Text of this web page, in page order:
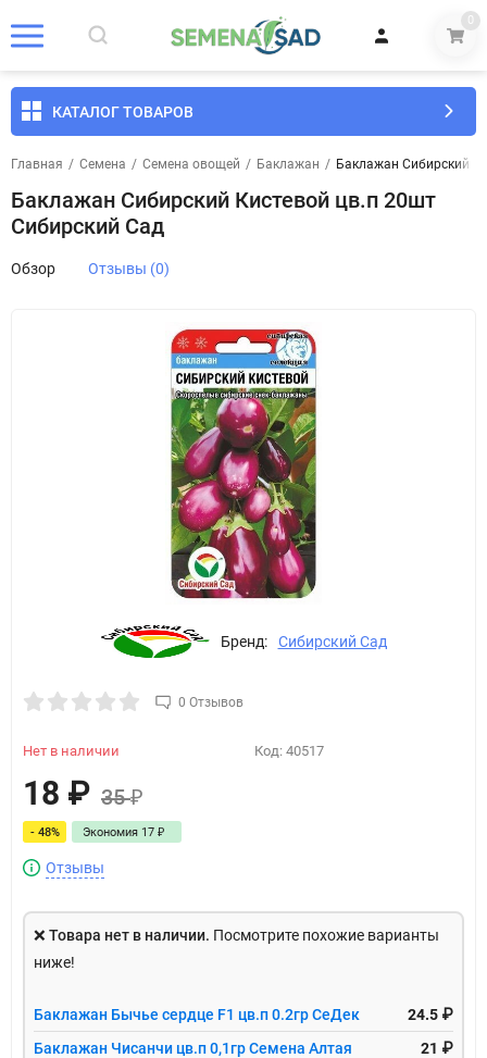
0
КАТАЛОГ ТОВАРОВ
Главная / Семена / Семена овощей / Баклажан / Баклажан Сибирский
Баклажан Сибирский Кистевой цв.п 20шт
Сибирский Сад
Обзор Отзывы (0)
Бренд: Сибирский Сад
0 Отзывов
Нет в наличии Код: 40517
18 ₽ 35₽
- 48% Экономия 17 ₽
Отзывы
❌ Товара нет в наличии. Посмотрите похожие варианты
ниже!
Баклажан Бычье сердце F1 цв.п 0.2гр СеДек
24.5 ₽
Баклажан Чисанчи цв.п 0,1гр Семена Алтая
21 ₽